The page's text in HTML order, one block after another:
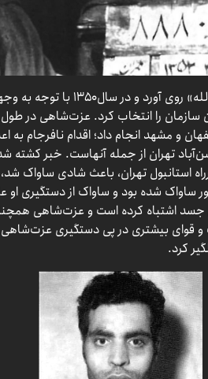
سپس او به همکاری با گروه «حزب
سازمان را انتخاب کرد. عزت‌شاهی در
و مشهد انجام داد؛ اقدام نافرجام به
استانبول تهران، باعث شادی
ساواک شده بود و ساواک از دستگیری او
جسد اشتباه کرده است و عزت‌شاهی